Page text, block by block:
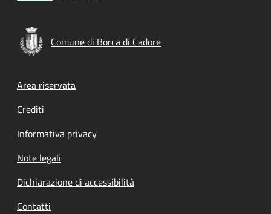
Comune di Borca di Cadore
Footer menu
Area riservata
Crediti
Informativa privacy
Note legali
Dichiarazione di accessibilità
Contatti